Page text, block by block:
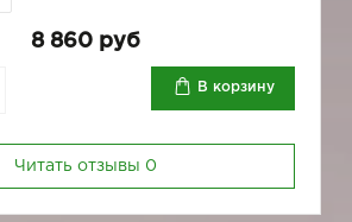
8 860 руб
В корзину
Читать отзывы 0